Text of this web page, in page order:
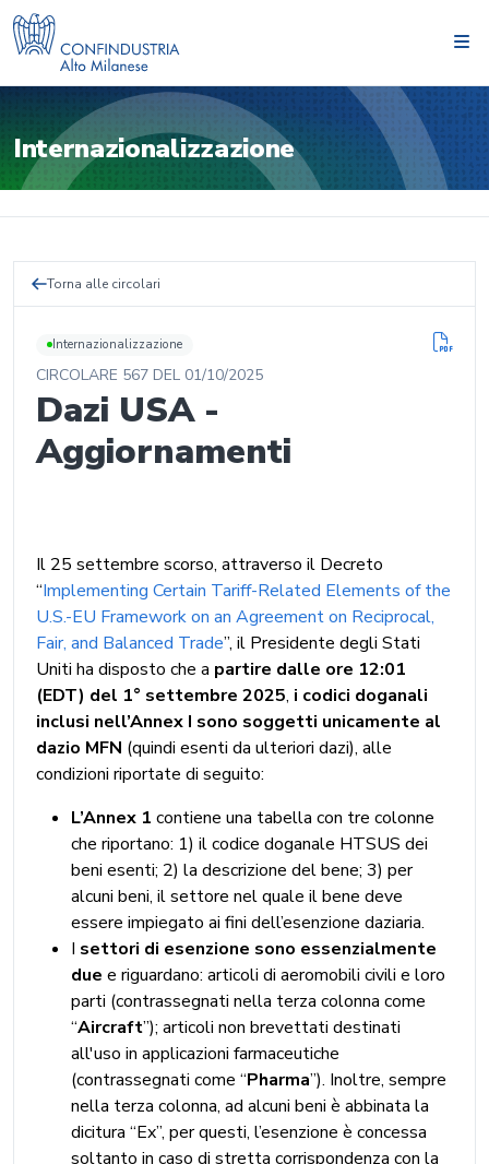
Internazionalizzazione
Torna alle circolari
Internazionalizzazione
CIRCOLARE 567 DEL 01/10/2025
Dazi USA -
Aggiornamenti
Il 25 settembre scorso, attraverso il Decreto
“Implementing Certain Tariff-Related Elements of the
U.S.-EU Framework on an Agreement on Reciprocal,
Fair, and Balanced Trade”, il Presidente degli Stati
Uniti ha disposto che a partire dalle ore 12:01
(EDT) del 1° settembre 2025, i codici doganali
inclusi nell’Annex I sono soggetti unicamente al
dazio MFN (quindi esenti da ulteriori dazi), alle
condizioni riportate di seguito:
L’Annex 1 contiene una tabella con tre colonne
che riportano: 1) il codice doganale HTSUS dei
beni esenti; 2) la descrizione del bene; 3) per
alcuni beni, il settore nel quale il bene deve
essere impiegato ai fini dell’esenzione daziaria.
I settori di esenzione sono essenzialmente
due e riguardano: articoli di aeromobili civili e loro
parti (contrassegnati nella terza colonna come
“Aircraft”); articoli non brevettati destinati
all'uso in applicazioni farmaceutiche
(contrassegnati come “Pharma”). Inoltre, sempre
nella terza colonna, ad alcuni beni è abbinata la
dicitura “Ex”, per questi, l’esenzione è concessa
soltanto in caso di stretta corrispondenza con la